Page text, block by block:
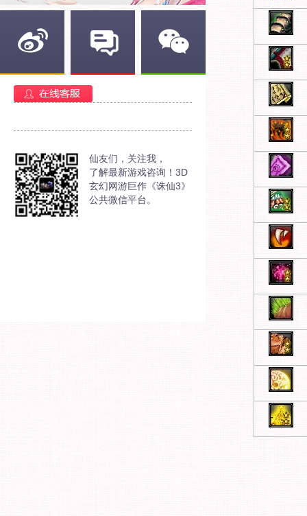
仙友们，关注我，
了解最新游戏咨询！3D
玄幻网游巨作《诛仙3》
公共微信平台。